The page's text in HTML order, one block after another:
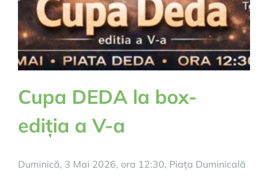
Cupa DEDA la box-
ediția a V-a
Duminică, 3 Mai 2026, ora 12:30, Piața Duminicală